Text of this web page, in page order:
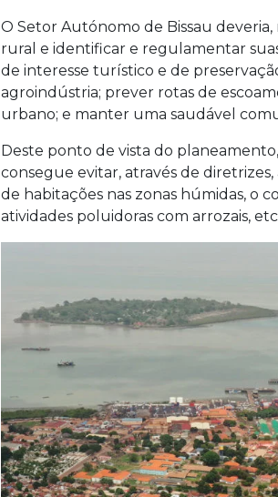
O Setor Autónomo de Bissau
rural e identificar e regulamentar
de interesse turístico e de
agroindústria; prever rotas de
urbano; e manter uma saudável
Deste ponto de vista do
consegue evitar, através de
de habitações nas zonas húmidas, o
atividades poluidoras com arrozais,